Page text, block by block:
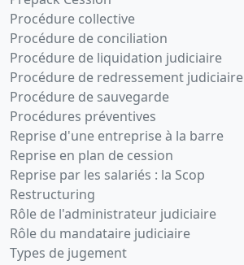
Procédure collective
Procédure de conciliation
Procédure de liquidation judiciaire
Procédure de redressement judiciaire
Procédure de sauvegarde
Procédures préventives
Reprise d'une entreprise à la barre
Reprise en plan de cession
Reprise par les salariés : la Scop
Restructuring
Rôle de l'administrateur judiciaire
Rôle du mandataire judiciaire
Types de jugement